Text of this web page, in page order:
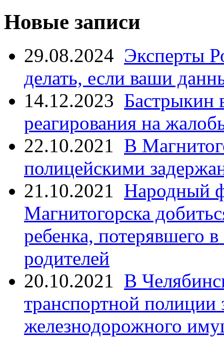
Новые записи
29.08.2024 Эксперты
делать, если ваши
14.12.2023 Бастрыкин
реагирования на
22.10.2021 В
полицейскими
21.10.2021 Народный
Магнитогорска
ребенка, потерявшего
родителей
20.10.2021 В
транспортной
железнодорожного